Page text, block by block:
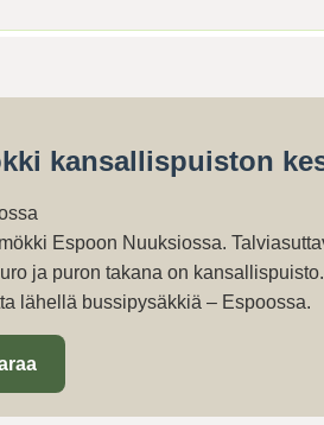
kansallispuiston
Espoon Nuuksiossa.
ja puron takana on
lähellä bussipysäkkiä – Espoossa.